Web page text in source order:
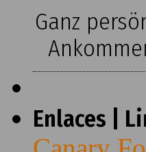
Ganz
Enlaces |